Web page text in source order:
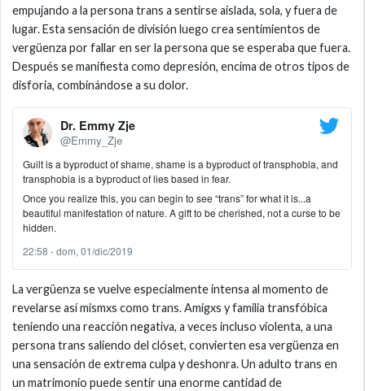
empujando a la persona trans a sentirse aislada, sola, y fuera de
lugar. Esta sensación de división luego crea sentimientos de
vergüenza por fallar en ser la persona que se esperaba que fuera.
Después se manifiesta como depresión, encima de otros tipos de
disforia, combinándose a su dolor.
Dr. Emmy Zje
@Emmy_Zje
Guilt is a byproduct of shame, shame is a byproduct of transphobia, and
transphobia is a byproduct of lies based in fear.
Once you realize this, you can begin to see “trans” for what it is...a
beautiful manifestation of nature. A gift to be cherished, not a curse to be
hidden.
22:58 - dom, 01/dic/2019
La vergüenza se vuelve especialmente intensa al momento de
revelarse así mismxs como trans. Amigxs y familia transfóbica
teniendo una reacción negativa, a veces incluso violenta, a una
persona trans saliendo del clóset, convierten esa vergüenza en
una sensación de extrema culpa y deshonra. Un adulto trans en
un matrimonio puede sentir una enorme cantidad de